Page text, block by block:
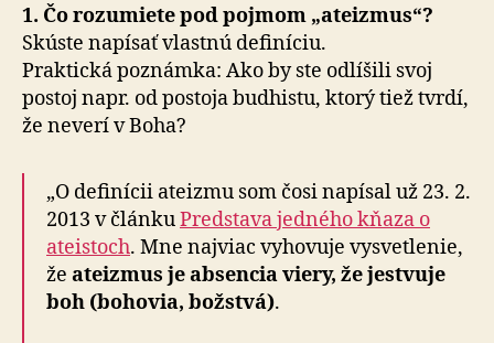
1. Čo rozumiete pod pojmom „ateizmus“?
Skúste napísať vlastnú definíciu.
Praktická poznámka: Ako by ste odlíšili svoj
postoj napr. od postoja budhistu, ktorý tiež tvrdí,
že neverí v Boha?
„O definícii ateizmu som čosi napísal už 23. 2.
2013 v článkuPredstava jedného kňaza o
ateistoch. Mne najviac vyhovuje vysvetlenie,
že ateizmus je absencia viery, že jestvuje
boh (bohovia, božstvá).